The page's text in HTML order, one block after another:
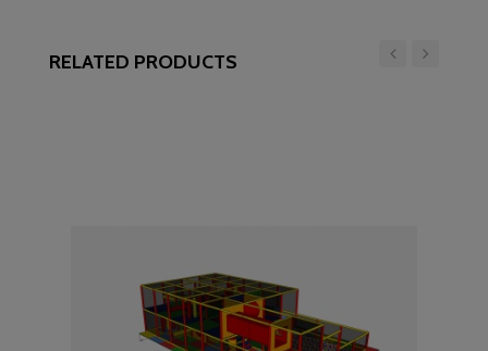
RELATED PRODUCTS